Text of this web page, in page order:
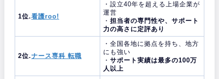
1位.看護roo!
・設立40年を超える上場企業が
運営
・ 担当者の専門性や、サポート
力の高さに定評あり
2位.ナース専科 転職
・全国各地に拠点を持ち、地方
にも強い
・ サポート実績は最多の100万
人以上